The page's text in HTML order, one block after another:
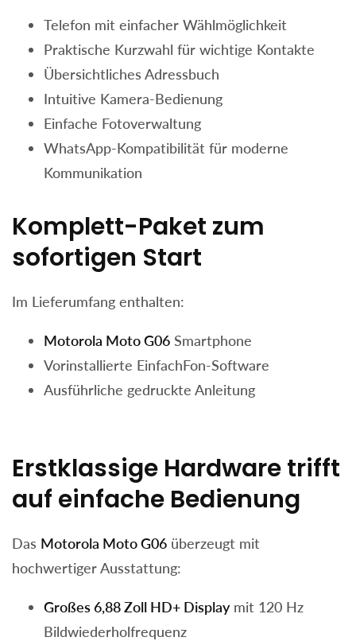
Telefon mit einfacher Wählmöglichkeit
Praktische Kurzwahl für wichtige Kontakte
Übersichtliches Adressbuch
Intuitive Kamera-Bedienung
Einfache Fotoverwaltung
WhatsApp-Kompatibilität für moderne
Kommunikation
Komplett-Paket zum
sofortigen Start
Im Lieferumfang enthalten:
Motorola Moto G06 Smartphone
Vorinstallierte EinfachFon-Software
Ausführliche gedruckte Anleitung
Erstklassige Hardware trifft
auf einfache Bedienung
Das Motorola Moto G06 überzeugt mit
hochwertiger Ausstattung:
Großes 6,88 Zoll HD+ Displaymit 120 Hz
Bildwiederholfrequenz